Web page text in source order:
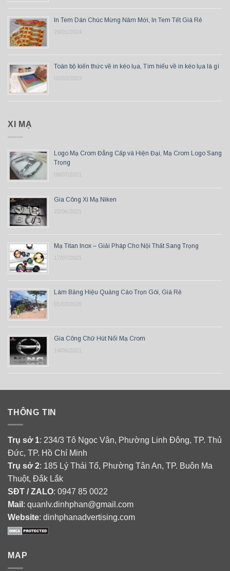
In Tem Dán Chúc Mừng Năm Mới, In Tem Tết Giá Rẻ
29/01/2024
Toàn bộ kiến thức về in kéo lụa, Tìm hiểu về in kéo lụa là gì
02/03/2023
XI MẠ
Logo Mạ Crom Đẳng Cấp và Hiện Đại, Mạ Crom Logo Sang
Trọng
09/07/2021
Gia Công Xi Mạ Niken
22/06/2021
Mạ Titan Inox – Giải Pháp Cho Nội Thất Sang Trọng
17/07/2021
Làm Bảng Hiệu Quảng Cáo Trọn Gói, Giá Rẻ
01/03/2026
Gia Công Chữ Hút Nổi Mạ Crom
14/06/2021
THÔNG TIN
Trụ sở 1: 234/3 Tô Ngọc Vân, Phường Linh Đông, TP. Thủ
Đức, TP. Hồ Chí Minh
Trụ sở 2: 185 Lý Thái Tổ, Phường Tân An, TP. Buôn Ma
Thuột, Đắk Lắk
SĐT / ZALO: 0947 85 0022
Mail : quanlv.dinhphan@gmail.com
Website: dinhphanadvertising.com
MAP